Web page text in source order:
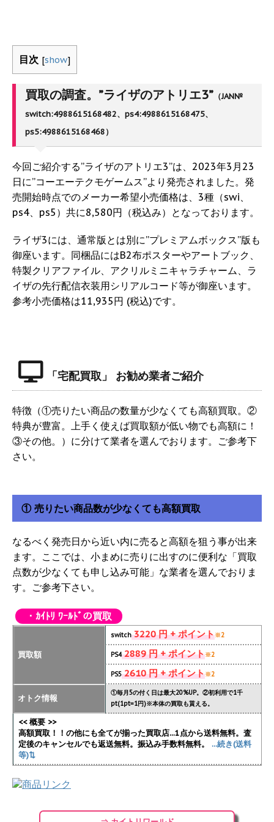
目次 [show]
買取の調査。”ライザのアトリエ3” （JAN№
switch:4988615168482、ps4:4988615168475、
ps5:4988615168468）
今回ご紹介する”ライザのアトリエ3”は、2023年3月23
日に”コーエーテクモゲームス”より発売されました。発
売開始時点でのメーカー希望小売価格は、3種（swi、
ps4、ps5）共に8,580円（税込み）となっております。
ライザ3には、通常版とは別に”プレミアムボックス”版も
御座います。同梱品にはB2布ポスターやアートブック、
特製クリアファイル、アクリルミニキャラチャーム、ラ
イザの先行配信衣装用シリアルコード等が御座います。
参考小売価格は11,935円 (税込)です。
「宅配買取」 お勧め業者ご紹介
特徴（①売りたい商品の数量が少なくても高額買取。②
特典が豊富。上手く使えば買取額が低い物でも高額に！
③その他。）に分けて業者を選んでおります。ご参考下
さい。
① 売りたい商品数が少なくても高額買取
なるべく発売日から近い内に売ると高額を狙う事が出来
ます。ここでは、小まめに売りに出すのに便利な「買取
点数が少なくても申し込み可能」な業者を選んでおりま
す。ご参考下さい。
・ｶｲﾄﾘ ﾜｰﾙﾄﾞの買取
買取額
switch3220 円 + ポイント※2
PS42889 円 + ポイント※2
PS52610 円 + ポイント※2
オトク情報
①毎月5の付く日は最大20%UP。②初利用で1千
pt(1pt=1円)※本体の買取も貰える。
<< 概要 >>
高額買取！！の他にも全てが揃った買取店...1点から送料無料。査
定後のキャンセルでも返送無料。振込み手数料無料。
...続き(送料
等)⇅